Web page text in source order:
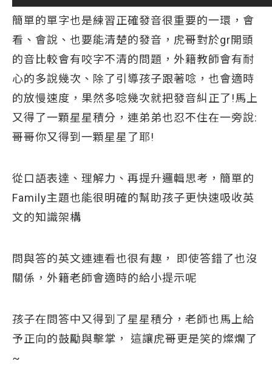
簡單的單字也是練習正確發音很重要的一環，會
看、會說、也要能清楚的發音，虎哥對於gr開頭
的音比較會有咬字不清的問題，外籍教師會有耐
心的多說幾次、除了引導孩子跟著唸，也會適時
的放慢速度，果然多唸幾次就把發音糾正了!馬上
又得了一顆星星積分，連弟弟也忍不住在一旁說:
哥哥你又得到一顆星星了耶!
從口語表達、理解力、再提升邏輯思考，簡單的
Family主題也能很明確的幫助孩子更快速吸收英
文的知識架構
問與答的英文連連看也很有趣， 即使答錯了也沒
關係，外籍老師會適時的給小提示呢
孩子在問答中又得到了星星積分，老師也馬上給
予正向的鼓勵與擊掌， 這讓虎哥更是笑的燦爛了
~